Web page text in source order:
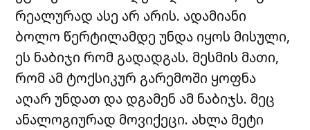
რეალურად ასე არ არის. ადამიანი
ბოლო წერტილამდე უნდა იყოს მისული,
ეს ნაბიჯი რომ გადადგას. მესმის მათი,
რომ ამ ტოქსიკურ გარემოში ყოფნა
აღარ უნდათ და დგამენ ამ ნაბიჯს. მეც
ანალოგიურად მოვიქეცი. ახლა მეტი